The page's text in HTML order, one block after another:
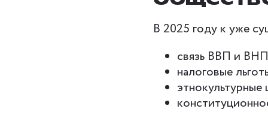
В 2025 году к уже
связь ВВП и
налоговые